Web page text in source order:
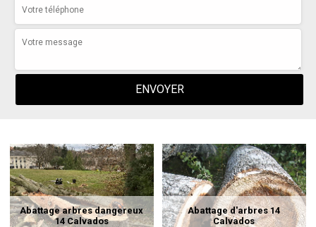
Abattage arbres dangereux
14 Calvados
Abattage d'arbres 14
Calvados